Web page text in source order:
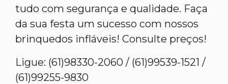
tudo com segurança e qualidade. Faça
da sua festa um sucesso com nossos
brinquedos infláveis! Consulte preços!
Ligue: (61)98330-2060 / (61)99539-1521 /
(61)99255-9830